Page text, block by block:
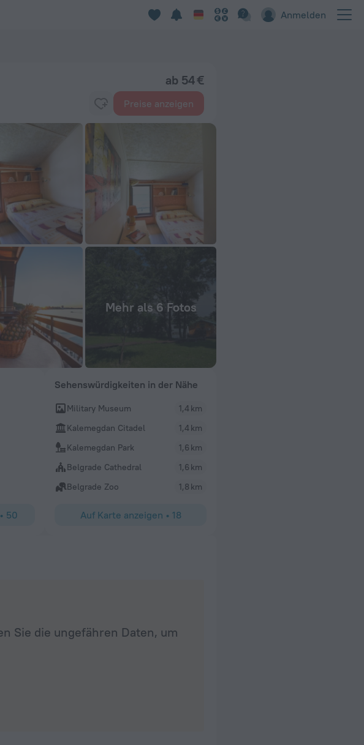
Anmelden
ab 54 €
Preise anzeigen
Mehr als 6 Fotos
Hostel und wurden super nett vom
über Belgrad und was man sehen
der Stadt. Das Zimmer und Bad war
ruhigen Lage haben wir gut geschlafen.
von allen herzlich behandelt. Das
Das Hostel ist top gelegen, romantisch auf der
Clubs und Shopping sind nahegelegen und zu
sind einfach unglaublich freundlich. Die
• 50
Sehenswürdigkeiten in der Nähe
Military Museum
1,4 km
Kalemegdan Citadel
1,4 km
Kalemegdan Park
1,6 km
Belgrade Cathedral
1,6 km
Belgrade Zoo
1,8 km
Auf Karte anzeigen • 18
Sie die ungefähren Daten, um